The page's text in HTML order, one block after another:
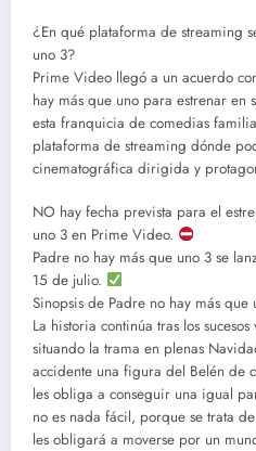
¿En qué plataforma de streaming
uno 3?
Prime Video llegó a un acuerdo
hay más que uno para estrenar en
esta franquicia de comedias
plataforma de streaming dónde
cinematográfica dirigida y
NO hay fecha prevista para el
uno 3 en Prime Video.
Padre no hay más que uno 3 se
15 de julio.
Sinopsis de Padre no hay más que
La historia continúa tras los
situando la trama en plenas
accidente una figura del Belén de
les obliga a conseguir una igual
no es nada fácil, porque se trata
les obligará a moverse por un